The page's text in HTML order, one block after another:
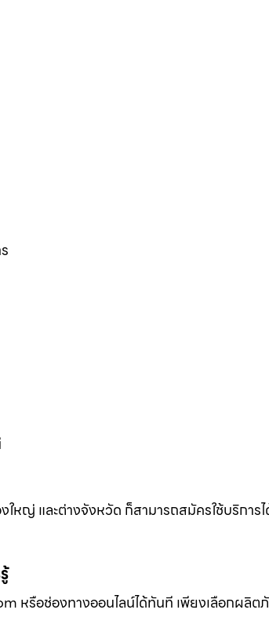
ใหญ่ และต่างจังหวัด ก็สามารถสมัครใช้บริกา
หรือช่องทางออนไลน์ได้ทันที เพียงเลือกผลิ